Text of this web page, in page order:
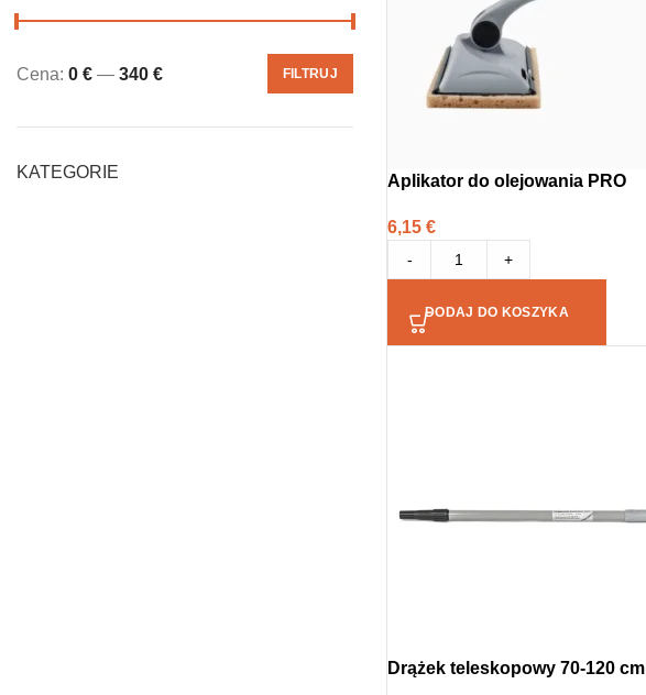
FILTRUJ
Cena: 0 € — 340 €
KATEGORIE Aplikator do olejowania PRO
6,15 €
- +
DODAJ DO KOSZYKA
Drążek teleskopowy 70-120 cm